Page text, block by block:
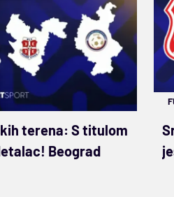
terena: S titulom
Beograd